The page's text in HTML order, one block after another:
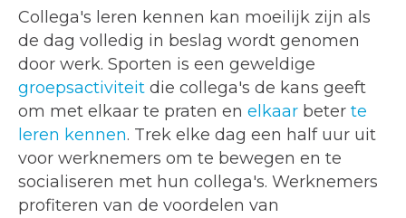
Collega's leren kennen kan moeilijk zijn als
de dag volledig in beslag wordt genomen
door werk. Sporten is een geweldige
groepsactiviteit die collega's de kans geeft
om met elkaar te praten en elkaar beter te
leren kennen. Trek elke dag een half uur uit
voor werknemers om te bewegen en te
socialiseren met hun collega's. Werknemers
profiteren van de voordelen van